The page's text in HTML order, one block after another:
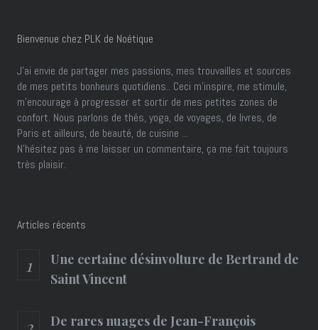
Bienvenue chez PLK de Noétique
J’ai envie de partager mes passions, mes trouvailles et sources
de mes petits bonheurs quotidiens.. Ceci m'inspire, me stimule,
m'encourage à progresser et sortir de mes petites zones de
confort. Nous parlons de thés, yoga, de voyages, de livres, de
Paris et ailleurs, de beauté, de cuisine ...
N'hésitez pas à me laisser un commentaire, ça me fait toujours
très plaisir.
Articles récents
Une certaine désinvolture de Bertrand de
Saint Vincent
De rares nuages de Jean-François